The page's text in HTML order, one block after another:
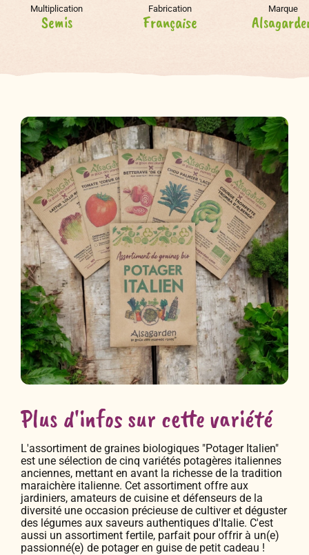
Multiplication
Semis
Fabrication
Française
Marque
Plus d'infos sur cette variété
L'assortiment de graines biologiques "Potager Italien"
est une sélection de cinq variétés potagères italiennes
anciennes, mettant en avant la richesse de la tradition
maraichère italienne. Cet assortiment offre aux
jardiniers, amateurs de cuisine et défenseurs de la
diversité une occasion précieuse de cultiver et déguster
des légumes aux saveurs authentiques d'Italie. C'est
aussi un assortiment fertile, parfait pour offrir à un(e)
passionné(e) de potager en guise de petit cadeau !